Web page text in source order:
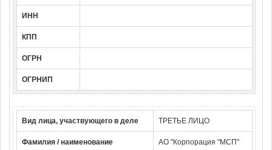
ИНН
КПП
ОГРН
ОГРНИП
Вид лица, участвующего в деле ТРЕТЬЕ ЛИЦО
Фамилия / наименование АО "Корпорация "МСП"